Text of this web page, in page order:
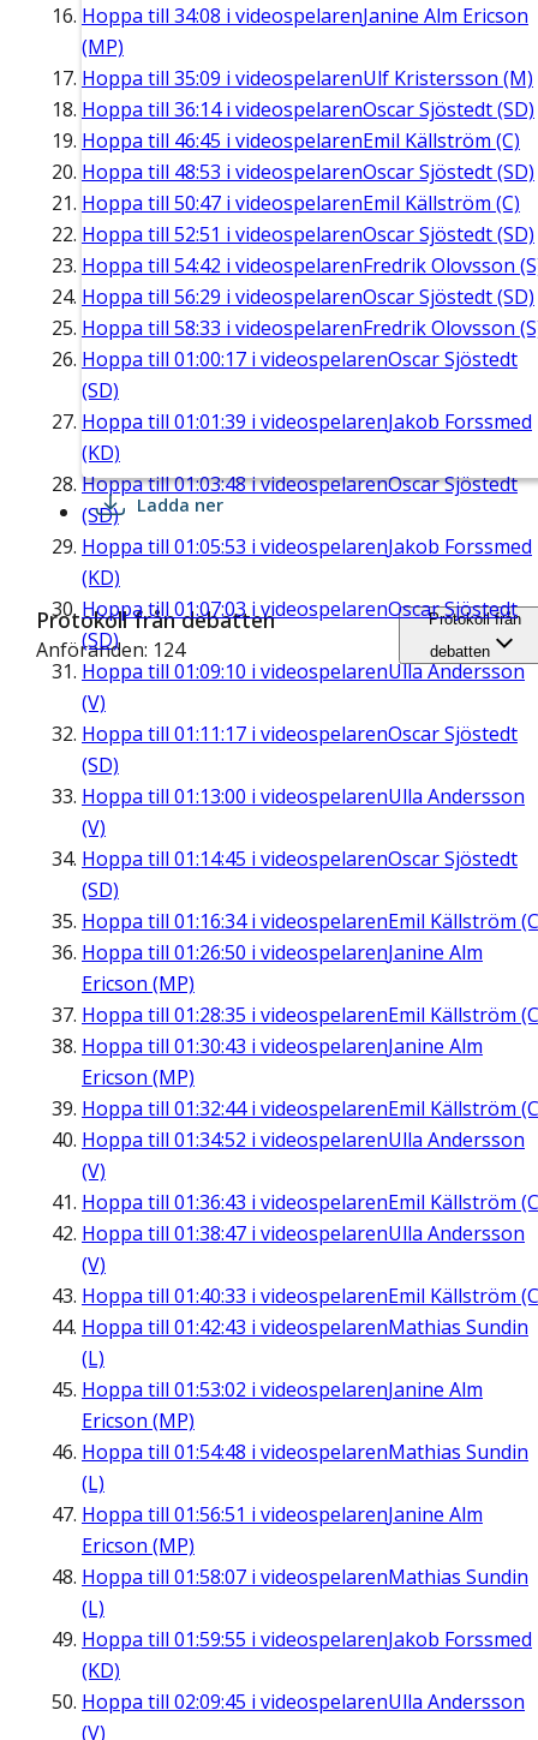
Hoppa till 34:08 i videospelarenJanine Alm Ericson
(MP)
Hoppa till 35:09 i videospelarenUlf Kristersson (M)
Hoppa till 36:14i videospelarenOscar Sjöstedt (SD)
Hoppa till 46:45 i videospelarenEmil Källström (C)
Hoppa till 48:53 i videospelarenOscar Sjöstedt (SD)
Hoppa till 50:47 i videospelarenEmil Källström (C)
Hoppa till 52:51 i videospelarenOscar Sjöstedt (SD)
Hoppa till 54:42 i videospelarenFredrik Olovsson
Hoppa till 56:29 i videospelarenOscar Sjöstedt (SD)
Hoppa till 58:33 i videospelarenFredrik Olovsson
Hoppa till 01:00:17 i videospelarenOscar Sjöstedt
(SD)
Hoppa till 01:01:39 i videospelarenJakob Forssmed
(KD)
Hoppa till01:03:48i videospelarenOscar Sjöstedt
(SD)
Hoppa till 01:05:53 i videospelarenJakob Forssmed
(KD)
Hoppa till 01:07:03 i videospelarenOscar Sjöstedt
(SD)
Hoppa till 01:09:10 i videospelarenUlla Andersson
(V)
Hoppa till 01:11:17 i videospelarenOscar Sjöstedt
(SD)
Hoppa till 01:13:00 i videospelarenUlla Andersson
(V)
Hoppa till 01:14:45 i videospelarenOscar Sjöstedt
(SD)
Hoppa till 01:16:34i videospelarenEmil Källström
Hoppa till 01:26:50 i videospelarenJanine Alm
Ericson (MP)
Hoppa till 01:28:35 i videospelarenEmil Källström
Hoppa till 01:30:43 i videospelarenJanine Alm
Ericson (MP)
Hoppa till 01:32:44i videospelarenEmil Källström
Hoppa till 01:34:52 i videospelarenUlla Andersson
(V)
Hoppa till 01:36:43 i videospelarenEmil Källström
Hoppa till 01:38:47 i videospelarenUlla Andersson
(V)
Hoppa till 01:40:33 i videospelarenEmil Källström
Hoppa till 01:42:43 i videospelarenMathias Sundin
(L)
Hoppa till 01:53:02 i videospelarenJanine Alm
Ericson (MP)
Hoppa till 01:54:48 i videospelarenMathias Sundin
(L)
Hoppa till 01:56:51 i videospelarenJanine Alm
Ericson (MP)
Hoppa till 01:58:07 i videospelarenMathias Sundin
(L)
Hoppa till 01:59:55 i videospelarenJakob Forssmed
(KD)
Hoppa till 02:09:45 i videospelarenUlla Andersson
(V)
Ladda ner
Protokoll från debatten
Anföranden: 124
Protokoll från
debatten